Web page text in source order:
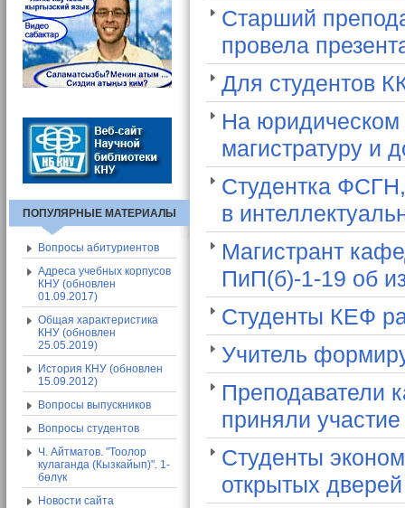
Старший
провела
Для студентов
На юридическом
магистратуру и
Студентка
в
Магистрант
ПиП(б)-1-19 об
Студенты КЕФ
Учитель
Преподаватели
приняли
Студенты
открытых
Общие сведения о СЭП
ПОПУЛЯРНЫЕ МАТЕРИАЛЫ
Вопросы абитуриентов
Адреса учебных корпусов
КНУ (обновлен
01.09.2017)
Общая характеристика
КНУ (обновлен
25.05.2019)
История КНУ (обновлен
15.09.2012)
Вопросы выпускников
Вопросы студентов
Ч. Айтматов. "Тоолор
кулаганда (Кызкайып)". 1-
бөлүк
Новости сайта